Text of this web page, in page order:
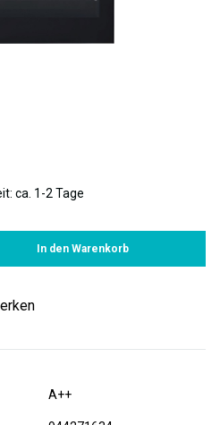
ca. 1-2 Tage
In den Warenkorb
A++